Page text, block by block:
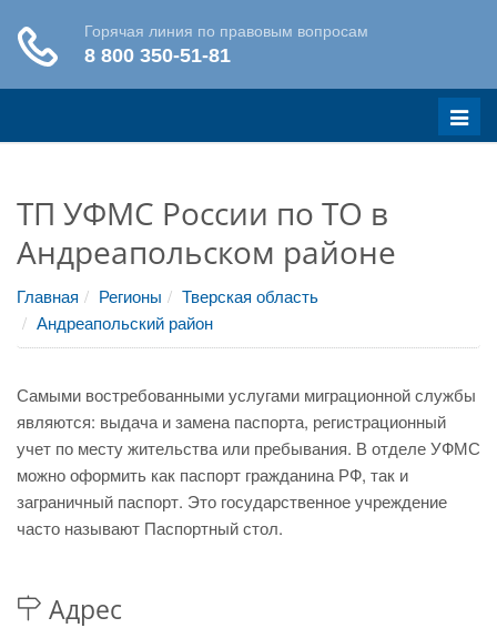
Меню
ТП УФМС России по ТО в
Андреапольском районе
Главная Регионы
Тверская область
Андреапольский район
Самыми востребованными услугами миграционной службы
являются: выдача и замена паспорта, регистрационный
учет по месту жительства или пребывания. В отделе УФМС
можно оформить как паспорт гражданина РФ, так и
заграничный паспорт. Это государственное учреждение
часто называют Паспортный стол.
Адрес